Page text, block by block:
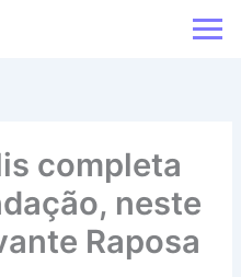
completa
neste
Raposa